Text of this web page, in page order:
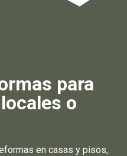
para
o
en casas y pisos,